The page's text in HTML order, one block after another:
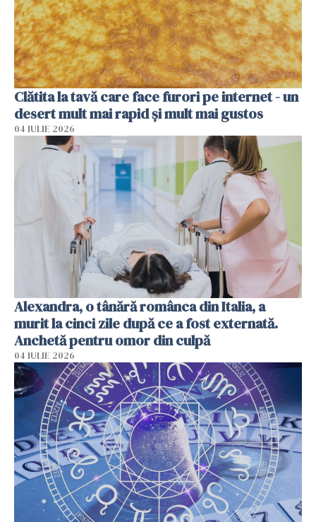
Clătita la tavă care face furori pe internet - un
desert mult mai rapid și mult mai gustos
04 IULIE 2026
Alexandra, o tânără românca din Italia, a
murit la cinci zile după ce a fost externată.
Anchetă pentru omor din culpă
04 IULIE 2026